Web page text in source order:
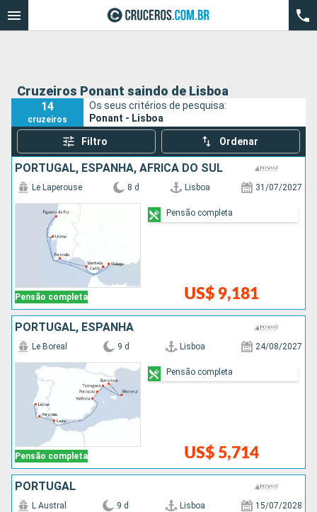
Cruzeiros Ponant saindo de Lisboa
14
cruzeiros
Os seus critérios de pesquisa:
Ponant - Lisboa
Filtro Ordenar
PORTUGAL, ESPANHA, AFRICA DO SUL
Pensão completa
Le Laperouse 8 d Lisboa 31/07/2027
US$ 9,181
Pensão completa
PORTUGAL, ESPANHA
Pensão completa
Le Boreal 9 d Lisboa 24/08/2027
US$ 5,714
Pensão completa
PORTUGAL
L Austral 9 d Lisboa 15/07/2028